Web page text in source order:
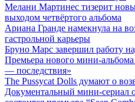
Мелани Мартинес тизерит
выходом четвёртого альбома
Ариана Гранде намекнула на
гастрольной карьеры
Бруно Марс завершил работу
Премьера нового мини-
— последствия»
The Pussycat Dolls думают о
Документальный мини-сериал